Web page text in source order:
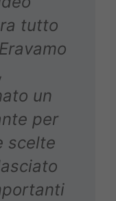
tutto
un
per
scelte